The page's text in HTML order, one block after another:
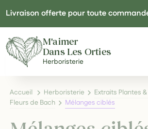
Livraison offerte pour toute
M'aimer
Dans Les Orties
Herboristerie
Accueil Herboristerie
Extraits Plantes
Fleurs de Bach
Mélanges ciblés